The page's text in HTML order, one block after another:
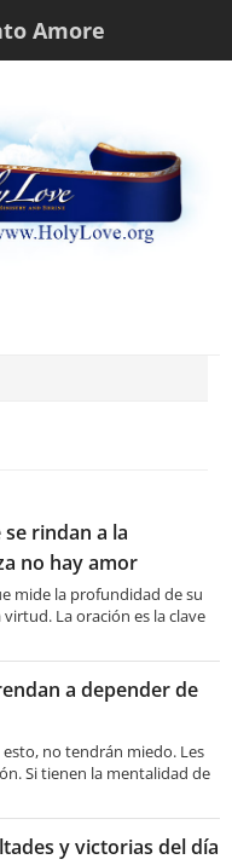
rindan a la
no hay amor
mide la profundidad de su
La oración es la clave
a depender de
esto, no tendrán miedo. Les
Si tienen la mentalidad de
y victorias del día
Amore